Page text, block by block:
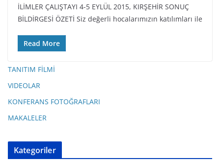
İLİMLER ÇALIŞTAYI 4-5 EYLÜL 2015, KIRŞEHİR SONUÇ
BİLDİRGESİ ÖZETİ Siz değerli hocalarımızın katılımları ile
Read More
TANITIM FİLMİ
VIDEOLAR
KONFERANS FOTOĞRAFLARI
MAKALELER
Kategoriler